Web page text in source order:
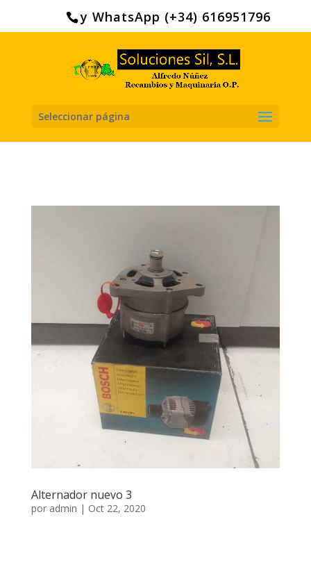
y WhatsApp (+34) 616951796
Seleccionar página
Alternador nuevo 3
por admin | Oct 22, 2020